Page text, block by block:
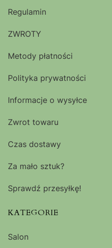
Regulamin
ZWROTY
Metody płatności
Polityka prywatności
Informacje o wysyłce
Zwrot towaru
Czas dostawy
Za mało sztuk?
Sprawdź przesyłkę!
KATEGORIE
Salon